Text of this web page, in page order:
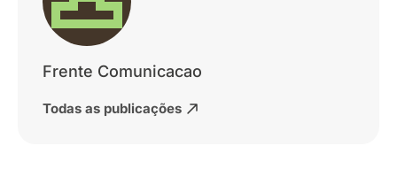
Frente Comunicacao
Todas as publicações